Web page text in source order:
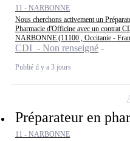
11 - NARBONNE
Nous cherchons activement un
Pharmacie d'Officine avec un contrat
NARBONNE (11100 , Occitanie -
CDI - Non renseigné
Publié il y a 3 jours
Préparateur en
11 - NARBONNE